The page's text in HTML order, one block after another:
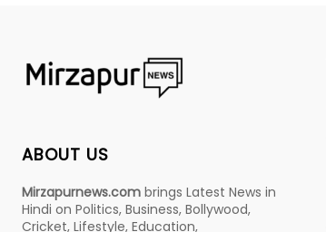
ABOUT US
Mirzapurnews.com brings Latest News in
Hindi on Politics, Business, Bollywood,
Cricket, Lifestyle, Education,